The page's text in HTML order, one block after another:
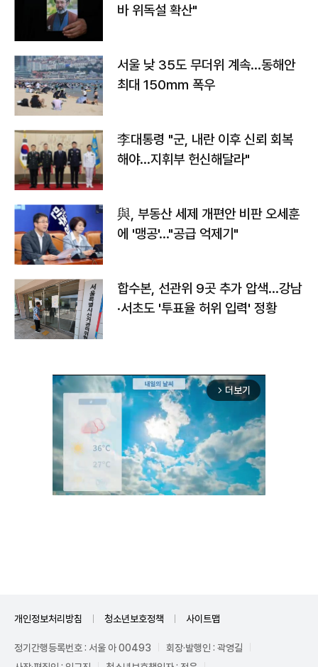
바 위독설 확산"
서울 낮 35도 무더위 계속…동해안
최대 150㎜ 폭우
李대통령 "군, 내란 이후 신뢰 회복
해야…지휘부 헌신해달라"
與, 부동산 세제 개편안 비판 오세훈
에 '맹공'…"공급 억제기"
합수본, 선관위 9곳 추가 압색…강남
·서초도 '투표율 허위 입력' 정황
arrow_forward_ios 더보기
개인정보처리방침 청소년보호정책 사이트맵
정기간행등록번호 : 서울 아 00493
회장·발행인 : 곽영길